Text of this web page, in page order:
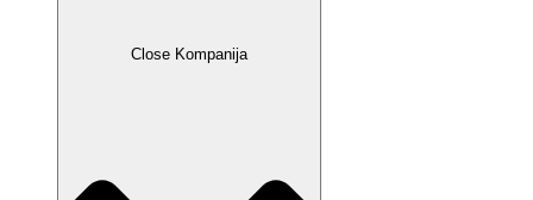
Close Kompanija